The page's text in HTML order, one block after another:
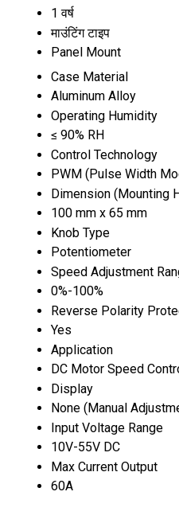
1 वर्ष
माउंटिंग टाइप
Panel Mount
Case Material
Aluminum Alloy
Operating Humidity
≤ 90% RH
Control Technology
PWM (Pulse Width
Dimension (Mounting
100 mm x 65 mm
Knob Type
Potentiometer
Speed Adjustment
0%-100%
Reverse Polarity
Yes
Application
DC Motor Speed
Display
None (Manual
Input Voltage Range
10V-55V DC
Max Current Output
60A